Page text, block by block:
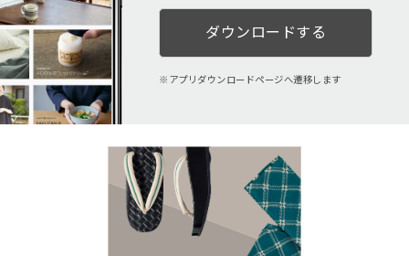
ダウンロードする
アプリダウンロードページへ遷移します